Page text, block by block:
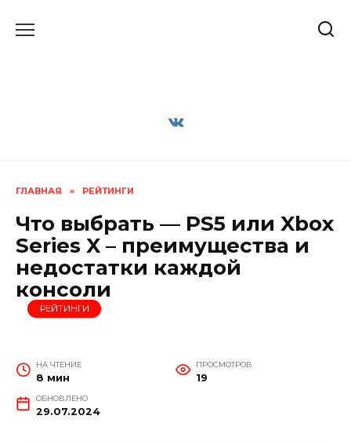
ГЛАВНАЯ » РЕЙТИНГИ
Что выбрать — PS5 или Xbox
Series X – преимущества и
недостатки каждой
консоли
РЕЙТИНГИ
НА ЧТЕНИЕ
8 мин
ПРОСМОТРОВ
19
ОБНОВЛЕНО
29.07.2024